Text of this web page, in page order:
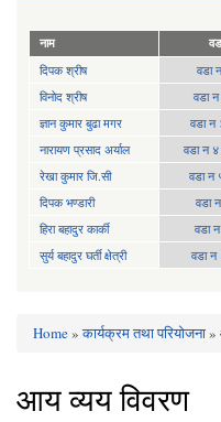
नाम
दिपक श्रीष वडा
विनोद श्रीष
वडा न
ज्ञान कुमार बुढा मगर
वडा न
नारायण प्रसाद अर्याल
वडा न‍ ४
रेखा कुमार जि.सी
वडा न
दिपक भण्डारी
वडा
हिरा बहादुर कार्की
वडा
सुर्य बहादुर घर्ती क्षेत्री
वडा न
You are here
Home»कार्यक्रम तथा परियोजना»
आय व्यय विवरण